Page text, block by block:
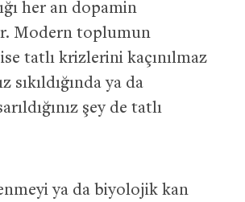
her an dopamin
Modern toplumun
ise tatlı krizlerini kaçınılmaz
ya da
şey de tatlı
ya da biyolojik kan